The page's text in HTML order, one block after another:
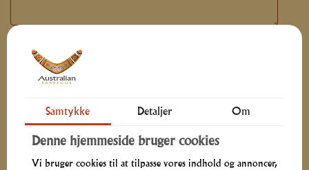
Samtykke Detaljer Om
Denne hjemmeside bruger cookies
Vi bruger cookies til at tilpasse vores indhold og annoncer,